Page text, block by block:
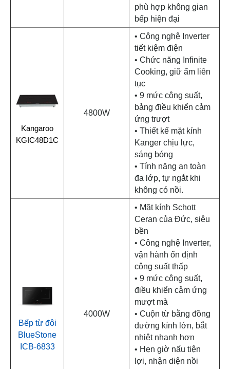
phù hợp không gian
bếp hiện đại
Kangaroo
KGIC48D1C
4800W
• Công nghệ Inverter
tiết kiệm điện
• Chức năng Infinite
Cooking, giữ ấm liên
tục
• 9 mức công suất,
bảng điều khiển cảm
ứng trượt
• Thiết kế mặt kính
Kanger chịu lực,
sáng bóng
• Tính năng an toàn
đa lớp, tự ngắt khi
không có nồi.
Bếp từ đôi
BlueStone
ICB-6833
4000W
• Mặt kính Schott
Ceran của Đức, siêu
bền
• Công nghệ Inverter,
vận hành ổn định
công suất thấp
• 9 mức công suất,
điều khiển cảm ứng
mượt mà
• Cuộn từ bằng đồng
đường kính lớn, bắt
nhiệt nhanh hơn
• Hẹn giờ nấu tiện
lợi, nhận diện nồi